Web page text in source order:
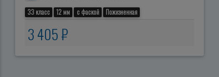
33 класс 12 мм с фаской Пожизненная
3 405 ₽